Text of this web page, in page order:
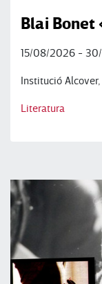
Blai Bonet
15/08/2026 -
Institució
Literatura